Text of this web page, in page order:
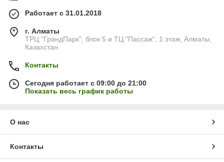
Работает с 31.01.2018
г. Алматы
ТРЦ "ГрандПарк", блок 5 и ТЦ "Пассаж", 1 этаж, Алматы,
Казахстан
Контакты
Сегодня работает с 09:00 до 21:00
Показать весь график работы
О нас
Контакты